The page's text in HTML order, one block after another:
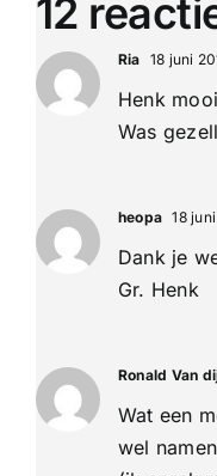
12
Ria 18 juni
Henk
Was
heopa 18
Dank je
Gr. Henk
Ronald Van
Wat een
wel